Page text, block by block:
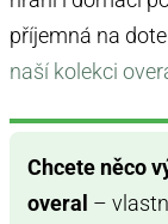
příjemná na
naší kolekci
Chcete něco
overal –